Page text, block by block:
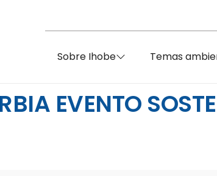
Sobre Ihobe Temas
EVENTO